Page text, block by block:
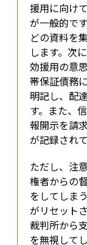
援用に向け
が一般的で
どの資料を
します。次
効援用の意
帯保証債務
明記し、配
す。また、
報開示を請
が記録され
ただし、注
権者からの
をしてしま
がリセット
裁判所から
を無視して